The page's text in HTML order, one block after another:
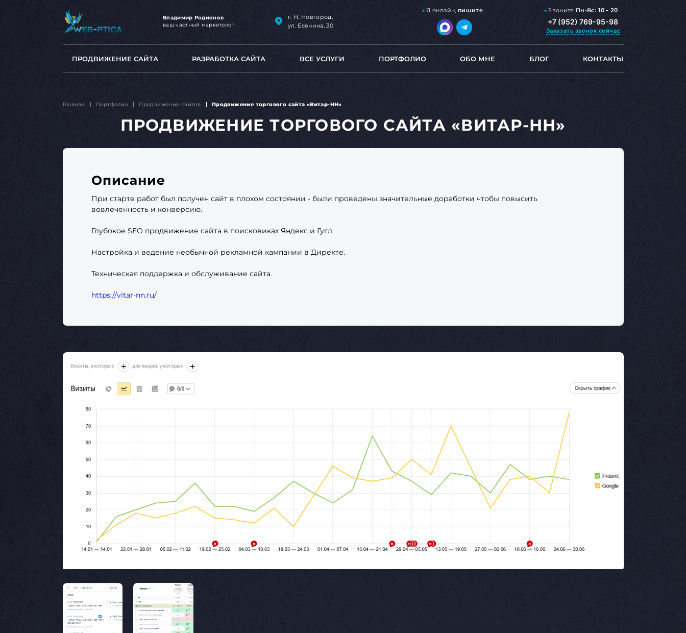
Владимир Родионов
ваш частный маркетолог
г. Н. Новгород,
ул. Есенина, 30
Я онлайн, пишите Звоните Пн-Вс:10 - 20
+7 (952) 769-95-98
Заказать звонок сейчас
ПРОДВИЖЕНИЕ САЙТА РАЗРАБОТКА САЙТА ВСЕ УСЛУГИ ПОРТФОЛИО ОБО МНЕ БЛОГ КОНТАКТЫ
Главная Портфолио Продвижение сайтов Продвижение торгового сайта «Витар-НН»
ПРОДВИЖЕНИЕ ТОРГОВОГО САЙТА «ВИТАР-НН»
Описание
При старте работ был получен сайт в плохом состоянии - были проведены значительные доработки чтобы повысить
вовлеченность и конверсию.
Глубокое SEO продвижение сайта в поисковиках Яндекс и Гугл.
Настройка и ведение необычной рекламной кампании в Директе.
Техническая поддержка и обслуживание сайта.
https://vitar-nn.ru/